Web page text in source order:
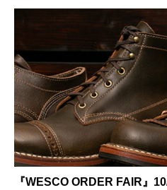
『WESCO ORDER FAIR』